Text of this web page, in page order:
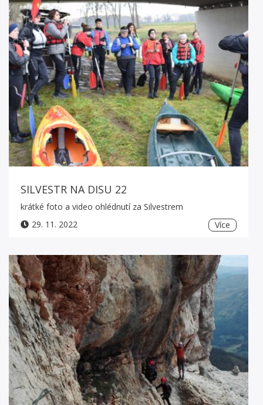
SILVESTR NA DISU 22
krátké foto a video ohlédnutí za Silvestrem
29. 11. 2022
Více